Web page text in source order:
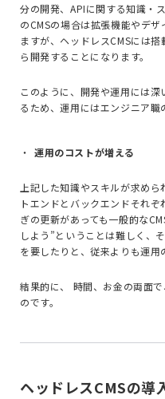
分の開発、 APIに関する知識・
のCMSの場合は拡張機能やデ
ますが、ヘッドレスCMSには搭
ら開発することになります。
このように、開発や運用には
るため、運用にはエンジニア職
運用のコストが増える
上記した知識やスキルが求め
トエンドとバックエンドそれ
ぎの更新があっても一般的な
しよう”ということは難しく、
を要したりと、従来よりも運用
結果的に、 時間、お金の両面
のです。
ヘッドレスCMSの導